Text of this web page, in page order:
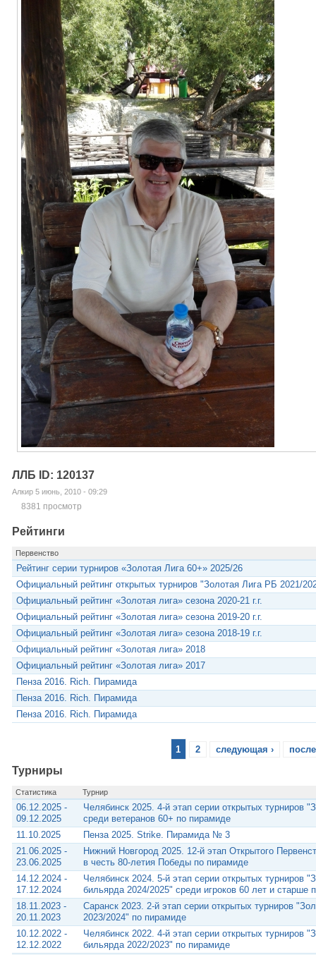
ЛЛБ ID: 120137
Алкир 5 июнь, 2010 - 09:29
8381 просмотр
Рейтинги
Первенство
Рейтинг серии турниров «Золотая Лига 60+» 2025/26
Официальный рейтинг открытых турниров "Золотая Лига РБ 2021/
Официальный рейтинг «Золотая лига» сезона 2020-21 г.г.
Официальный рейтинг «Золотая лига» сезона 2019-20 г.г.
Официальный рейтинг «Золотая лига» сезона 2018-19 г.г.
Официальный рейтинг «Золотая лига» 2018
Официальный рейтинг «Золотая лига» 2017
Пенза 2016. Rich. Пирамида
Пенза 2016. Rich. Пирамида
Пенза 2016. Rich. Пирамида
1 2 следующая ›
Турниры
Статистика Турнир
06.12.2025 -
09.12.2025
Челябинск 2025. 4-й этап серии открытых турниров
среди ветеранов 60+ по пирамиде
11.10.2025
Пенза 2025. Strike. Пирамида № 3
21.06.2025 -
23.06.2025
Нижний Новгород 2025. 12-й этап Открытого
в честь 80-летия Победы по пирамиде
14.12.2024 -
17.12.2024
Челябинск 2024. 5-й этап серии открытых турниров
бильярда 2024/2025" среди игроков 60 лет и старше
18.11.2023 -
20.11.2023
Саранск 2023. 2-й этап серии открытых турниров
2023/2024" по пирамиде
10.12.2022 -
12.12.2022
Челябинск 2022. 4-й этап серии открытых турниров
бильярда 2022/2023" по пирамиде